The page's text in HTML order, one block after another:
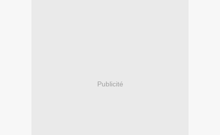
Publicité